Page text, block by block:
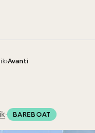
›Avanti
· BAREBOAT